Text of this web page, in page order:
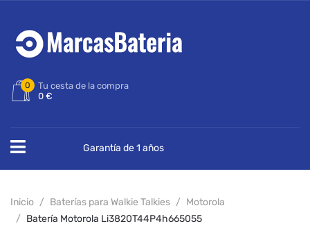
0
Tu cesta de la compra
0 €
Garantía de 1 años
Inicio Baterías para Walkie Talkies
Motorola
Batería Motorola Li3820T44P4h665055